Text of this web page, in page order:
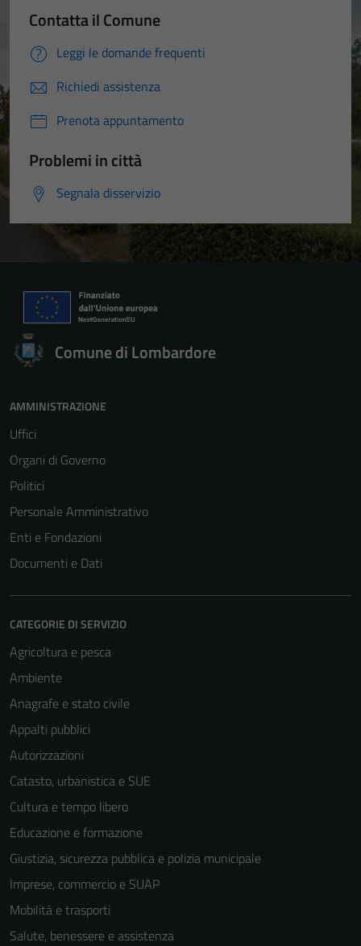
Contatta il Comune
Leggi le domande frequenti
Richiedi assistenza
Prenota appuntamento
Problemi in città
Segnala disservizio
Comune di Lombardore
AMMINISTRAZIONE
Uffici
Organi di Governo
Politici
Personale Amministrativo
Enti e Fondazioni
Documenti e Dati
CATEGORIE DI SERVIZIO
Agricoltura e pesca
Ambiente
Anagrafe e stato civile
Appalti pubblici
Autorizzazioni
Catasto, urbanistica e SUE
Cultura e tempo libero
Educazione e formazione
Giustizia, sicurezza pubblica e polizia municipale
Imprese, commercio e SUAP
Mobilità e trasporti
Salute, benessere e assistenza